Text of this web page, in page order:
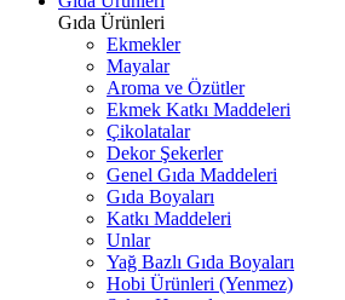
Gıda Ürünleri
Ekmekler
Mayalar
Aroma ve Özütler
Ekmek Katkı Maddeleri
Çikolatalar
Dekor Şekerler
Genel Gıda Maddeleri
Gıda Boyaları
Katkı Maddeleri
Unlar
Yağ Bazlı Gıda Boyaları
Hobi Ürünleri (Yenmez)